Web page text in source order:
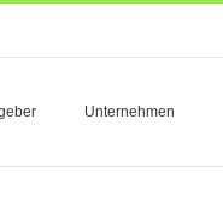
Unternehmen